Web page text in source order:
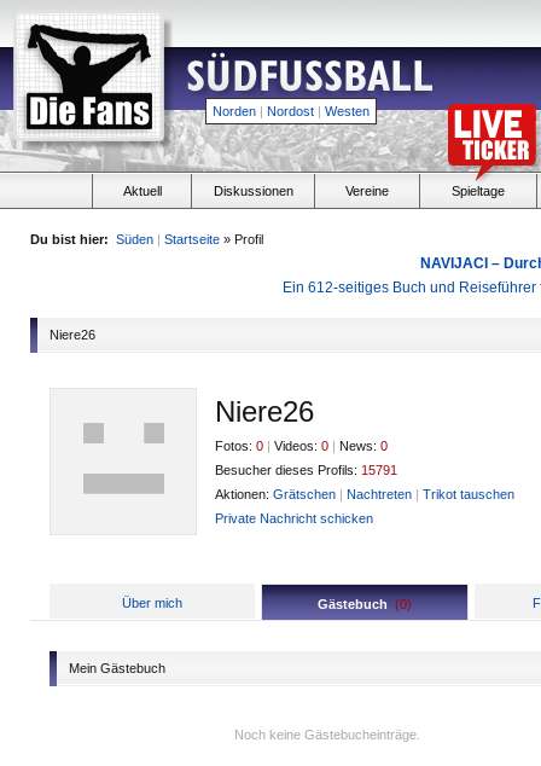
Norden | Nordost | Westen
Aktuell Diskussionen Vereine Spieltage
Du bist hier: Süden | Startseite » Profil
NAVIJACI –
Ein 612-seitiges Buch und
Niere26
Niere26
Fotos: 0 | Videos: 0 | News: 0
Besucher dieses Profils: 15791
Aktionen: Grätschen | Nachtreten | Trikot tauschen
Private Nachricht schicken
Über mich Gästebuch (0)
Mein Gästebuch
Noch keine Gästebucheinträge.